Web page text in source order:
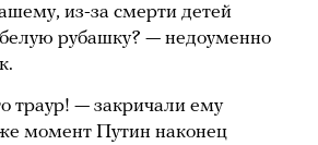
из-за смерти детей
рубашку? — недоуменно
траур! — закричали ему
момент Путин наконец